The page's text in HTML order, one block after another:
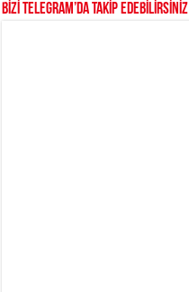
BİZİ TELEGRAM’DA TAKİP EDEBİLİRSİNİZ